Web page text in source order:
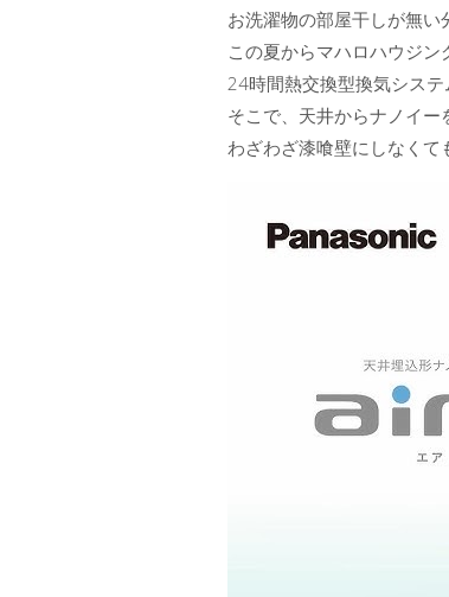
お洗濯物の部屋干しが無い
この夏からマハロハウジン
24時間熱交換型換気シス
そこで、天井からナノイー
わざわざ漆喰壁にしなく